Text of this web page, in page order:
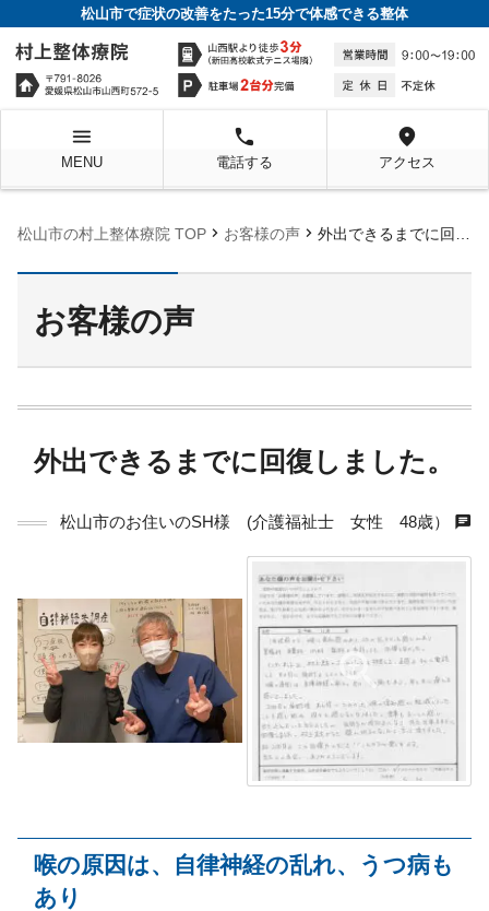
松山市で症状の改善をたった15分で体感できる整体
menu
MENU
local_phone
電話する
location_on
アクセス
松山市の村上整体療院 TOP chevron_right お客様の声 chevron_right 外出できるまでに回復しました。
お客様の声
外出できるまでに回復しました。
松山市のお住いのSH様 (介護福祉士 女性 48歳） chat
喉の原因は、自律神経の乱れ、うつ病も
あり